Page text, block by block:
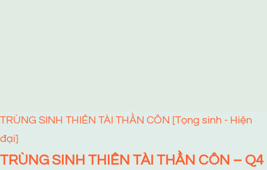
TRÙNG SINH THIÊN TÀI THẦN CÔN [Tọng sinh - Hiện
đại]
TRÙNG SINH THIÊN TÀI THẦN CÔN – Q4